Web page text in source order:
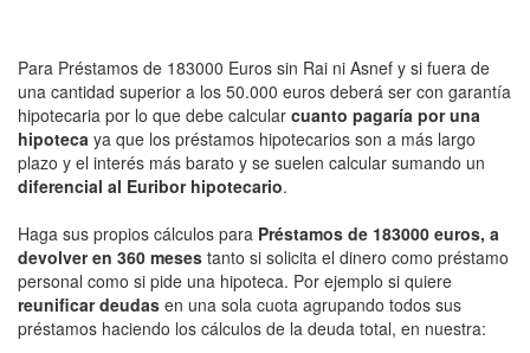
Para Préstamos de 183000 Euros sin Rai ni Asnef y si fuera de
una cantidad superior a los 50.000 euros deberá ser con garantía
hipotecaria por lo que debe calcular cuanto pagaría por una
hipoteca ya que los préstamos hipotecarios son a más largo
plazo y el interés más barato y se suelen calcular sumando un
diferencial al Euribor hipotecario.
Haga sus propios cálculos para Préstamos de 183000 euros, a
devolver en 360 meses tanto si solicita el dinero como préstamo
personal como si pide una hipoteca. Por ejemplo si quiere
reunificar deudas en una sola cuota agrupando todos sus
préstamos haciendo los cálculos de la deuda total, en nuestra: